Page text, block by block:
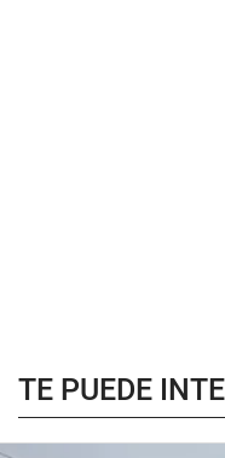
TE PUEDE